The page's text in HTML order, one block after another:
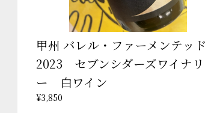
甲州 バレル・ファーメンテッド
2023 セブンシダーズワイナリ
ー 白ワイン
¥3,850